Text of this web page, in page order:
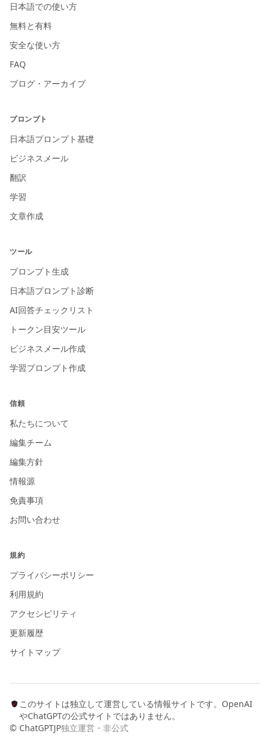
日本語での使い方
無料と有料
安全な使い方
FAQ
ブログ・アーカイブ
プロンプト
日本語プロンプト基礎
ビジネスメール
翻訳
学習
文章作成
ツール
プロンプト生成
日本語プロンプト診断
AI回答チェックリスト
トークン目安ツール
ビジネスメール作成
学習プロンプト作成
信頼
私たちについて
編集チーム
編集方針
情報源
免責事項
お問い合わせ
規約
プライバシーポリシー
利用規約
アクセシビリティ
更新履歴
サイトマップ
このサイトは独立して運営している情報サイトです。OpenAI
やChatGPTの公式サイトではありません。
© ChatGPTJP独立運営・非公式